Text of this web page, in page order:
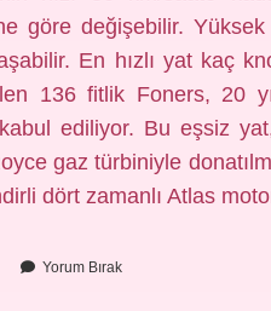
göre değişebilir.
En hızlı yat kaç
136 fitlik Foners, 20
ediliyor. Bu eşsiz
gaz türbiniyle
dört zamanlı Atlas
Yorum Bırak